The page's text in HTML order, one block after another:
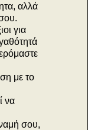
αλλά
για
με το
να
σου,